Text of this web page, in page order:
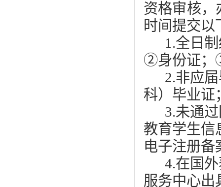
资格审核，
时间提交以
1.全日
②身份证；
2.非应
科）毕业证
3.未通
教育学生信
电子注册备
4.在国
服务中心出